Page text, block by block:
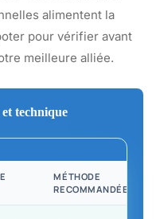
alimentent la
pour vérifier avant
meilleure alliée.
technique
MÉTHODE
RECOMMANDÉE